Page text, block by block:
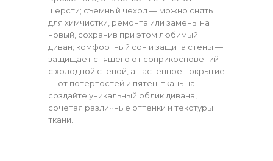
шерсти; съемный чехол — можно снять
для химчистки, ремонта или замены на
новый, сохранив при этом любимый
диван; комфортный сон и защита стены —
защищает спящего от соприкосновений
с холодной стеной, а настенное покрытие
— от потертостей и пятен; ткань на —
создайте уникальный облик дивана,
сочетая различные оттенки и текстуры
ткани.